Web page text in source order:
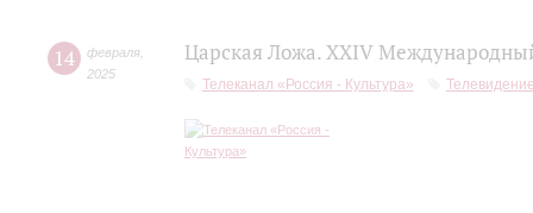
14 февраля
2025
Царская Ложа. XXIV
Телеканал «Россия - Культура»